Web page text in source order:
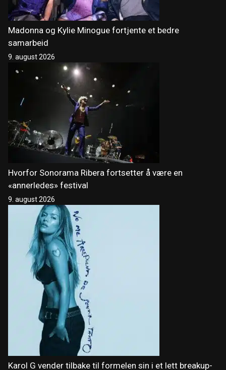
Madonna og Kylie Minogue fortjente et bedre
samarbeid
9. august 2026
Hvorfor Sonorama Ribera fortsetter å være en
«annerledes» festival
9. august 2026
Karol G vender tilbake til formelen sin i et lett breakup-